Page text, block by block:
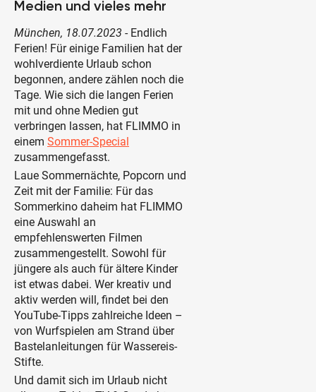
Medien und vieles mehr
München, 18.07.2023 - Endlich
Ferien! Für einige Familien hat der
wohlverdiente Urlaub schon
begonnen, andere zählen noch die
Tage. Wie sich die langen Ferien
mit und ohne Medien gut
verbringen lassen, hat FLIMMO in
einem Sommer-Special
zusammengefasst.
Laue Sommernächte, Popcorn und
Zeit mit der Familie: Für das
Sommerkino daheim hat FLIMMO
eine Auswahl an
empfehlenswerten Filmen
zusammengestellt. Sowohl für
jüngere als auch für ältere Kinder
ist etwas dabei. Wer kreativ und
aktiv werden will, findet bei den
YouTube-Tipps zahlreiche Ideen –
von Wurfspielen am Strand über
Bastelanleitungen für Wassereis-
Stifte.
Und damit sich im Urlaub nicht